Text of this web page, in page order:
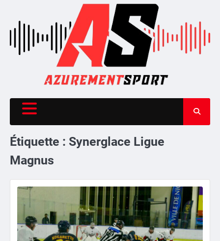
content
Étiquette : Synerglace Ligue
Magnus